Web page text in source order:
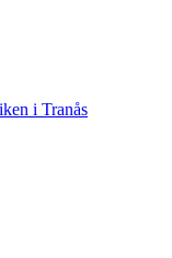
i Tranås